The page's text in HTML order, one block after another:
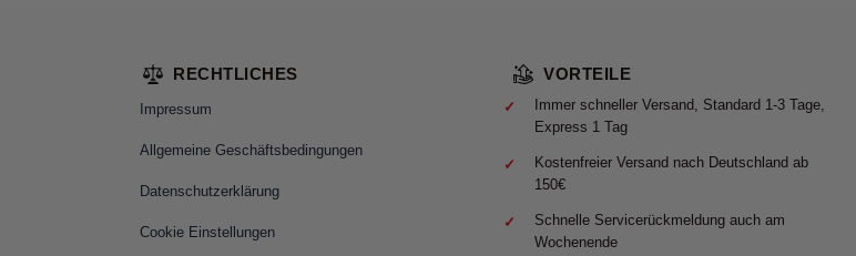
RECHTLICHES
Impressum
Allgemeine Geschäftsbedingungen
Datenschutzerklärung
Cookie Einstellungen
VORTEILE
Immer schneller Versand, Standard 1-3 Tage,
Express 1 Tag
Kostenfreier Versand nach Deutschland ab
150€
Schnelle Servicerückmeldung auch am
Wochenende